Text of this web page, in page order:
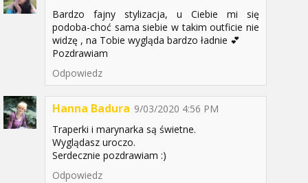
Bardzo fajny stylizacja, u Ciebie mi się
podoba-choć sama siebie w takim outficie nie
widzę , na Tobie wygląda bardzo ładnie 💕
Pozdrawiam
Odpowiedz
Hanna Badura 9/03/2020 4:56 PM
Traperki i marynarka są świetne.
Wyglądasz uroczo.
Serdecznie pozdrawiam :)
Odpowiedz